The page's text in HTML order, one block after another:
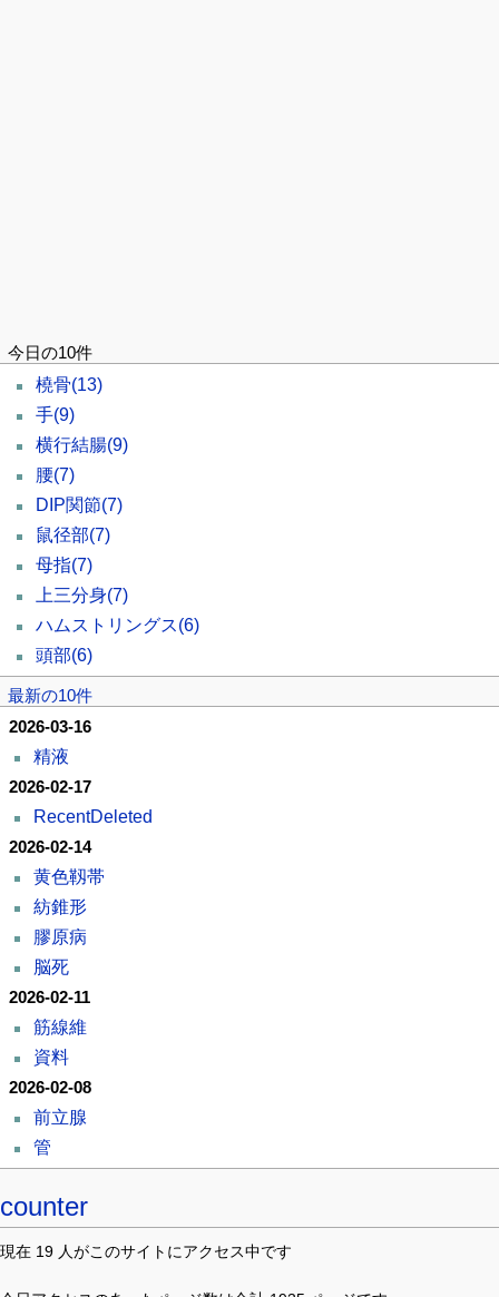
今日の10件
橈骨(13)
手(9)
横行結腸(9)
腰(7)
DIP関節(7)
鼠径部(7)
母指(7)
上三分身(7)
ハムストリングス(6)
頭部(6)
最新の10件
2026-03-16
精液
2026-02-17
RecentDeleted
2026-02-14
黄色靱帯
紡錐形
膠原病
脳死
2026-02-11
筋線維
資料
2026-02-08
前立腺
管
counter
現在 19 人がこのサイトにアクセス中です